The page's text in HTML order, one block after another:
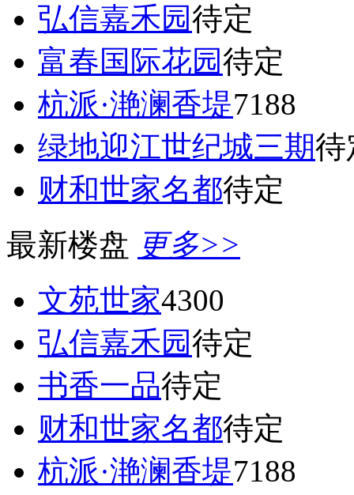
弘信嘉禾园待定
富春国际花园待定
杭派·滟澜香堤7188
绿地迎江世纪城三期待
财和世家名都待定
最新楼盘 更多>>
文苑世家4300
弘信嘉禾园待定
书香一品待定
财和世家名都待定
杭派·滟澜香堤7188